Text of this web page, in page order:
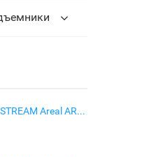
Спиннинг NORSTREAM Areal AR-66 L тест 3 - 10 гр